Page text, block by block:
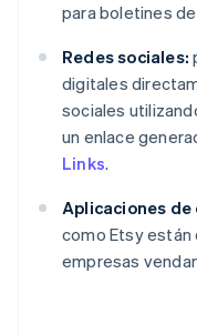
para boletines
Redes sociales:
digitales
sociales
un enlace
Links.
Aplicaciones de
como Etsy están
empresas